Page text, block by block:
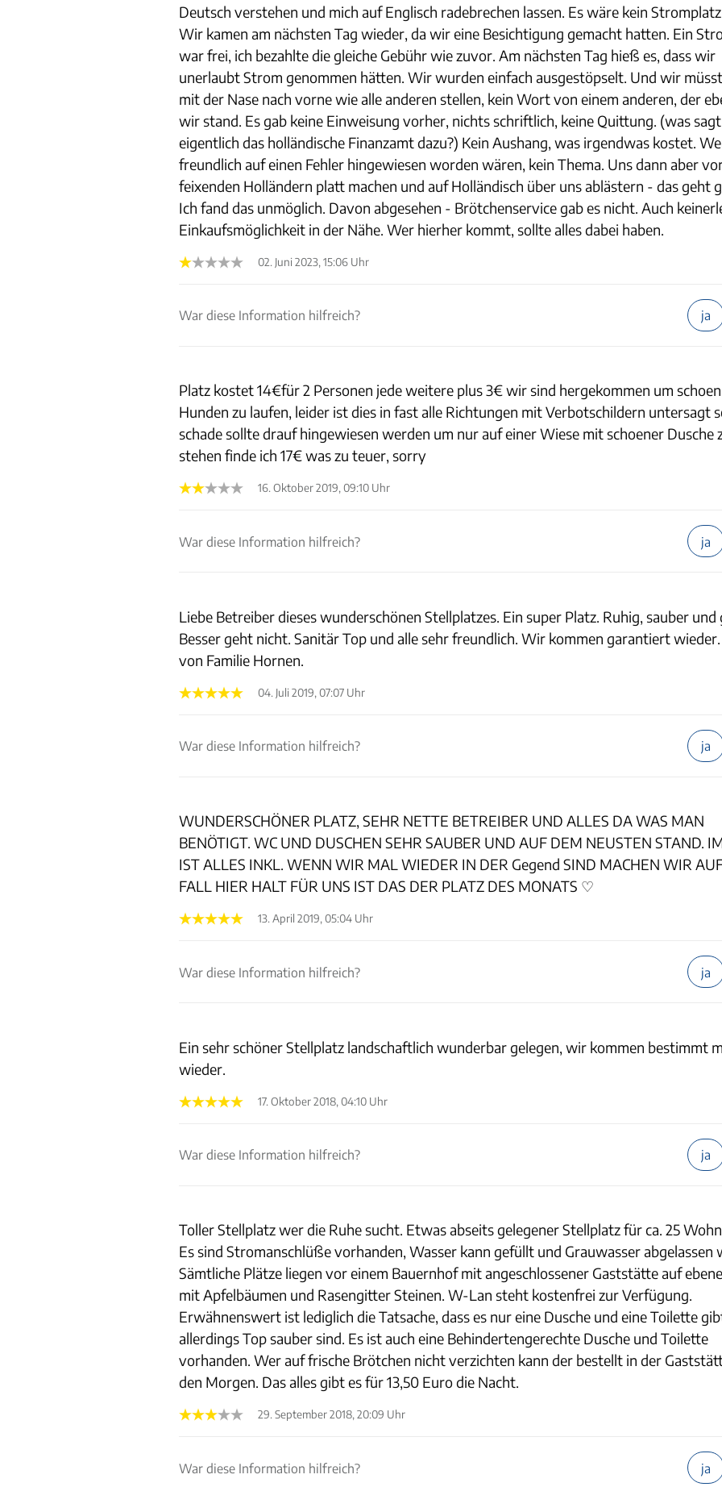
Deutsch verstehen und mich auf Englisch radebrechen lassen. Es wäre kein
Wir kamen am nächsten Tag wieder, da wir eine Besichtigung gemacht hatten. Ein
war frei, ich bezahlte die gleiche Gebühr wie zuvor. Am nächsten Tag hieß es, dass wir
unerlaubt Strom genommen hätten. Wir wurden einfach ausgestöpselt. Und wir
mit der Nase nach vorne wie alle anderen stellen, kein Wort von einem anderen, der
wir stand. Es gab keine Einweisung vorher, nichts schriftlich, keine Quittung. (was sagt
eigentlich das holländische Finanzamt dazu?) Kein Aushang, was irgendwas kostet.
freundlich auf einen Fehler hingewiesen worden wären, kein Thema. Uns dann aber
feixenden Holländern platt machen und auf Holländisch über uns ablästern - das geht
Ich fand das unmöglich. Davon abgesehen - Brötchenservice gab es nicht. Auch
Einkaufsmöglichkeit in der Nähe. Wer hierher kommt, sollte alles dabei haben.
02. Juni 2023, 15:06 Uhr
War diese Information hilfreich? ja
Platz kostet 14€für 2 Personen jede weitere plus 3€ wir sind hergekommen um
Hunden zu laufen, leider ist dies in fast alle Richtungen mit Verbotschildern untersagt
schade sollte drauf hingewiesen werden um nur auf einer Wiese mit schoener Dusche
stehen finde ich 17€ was zu teuer, sorry
16. Oktober 2019, 09:10 Uhr
War diese Information hilfreich? ja
Liebe Betreiber dieses wunderschönen Stellplatzes. Ein super Platz. Ruhig, sauber und
Besser geht nicht. Sanitär Top und alle sehr freundlich. Wir kommen garantiert
von Familie Hornen.
04. Juli 2019, 07:07 Uhr
War diese Information hilfreich? ja
WUNDERSCHÖNER PLATZ, SEHR NETTE BETREIBER UND ALLES DA WAS MAN
BENÖTIGT. WC UND DUSCHEN SEHR SAUBER UND AUF DEM NEUSTEN STAND.
IST ALLES INKL. WENN WIR MAL WIEDER IN DER Gegend SIND MACHEN WIR
FALL HIER HALT FÜR UNS IST DAS DER PLATZ DES MONATS ♡
13. April 2019, 05:04 Uhr
War diese Information hilfreich? ja
Ein sehr schöner Stellplatz landschaftlich wunderbar gelegen, wir kommen bestimmt
wieder.
17. Oktober 2018, 04:10 Uhr
War diese Information hilfreich? ja
Toller Stellplatz wer die Ruhe sucht. Etwas abseits gelegener Stellplatz für ca. 25
Es sind Stromanschlüße vorhanden, Wasser kann gefüllt und Grauwasser abgelassen
Sämtliche Plätze liegen vor einem Bauernhof mit angeschlossener Gaststätte auf
mit Apfelbäumen und Rasengitter Steinen. W-Lan steht kostenfrei zur Verfügung.
Erwähnenswert ist lediglich die Tatsache, dass es nur eine Dusche und eine Toilette
allerdings Top sauber sind. Es ist auch eine Behindertengerechte Dusche und Toilette
vorhanden. Wer auf frische Brötchen nicht verzichten kann der bestellt in der
den Morgen. Das alles gibt es für 13,50 Euro die Nacht.
29. September 2018, 20:09 Uhr
War diese Information hilfreich? ja